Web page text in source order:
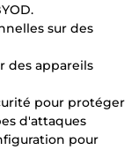
sur des
des appareils
pour protéger
d'attaques
pour